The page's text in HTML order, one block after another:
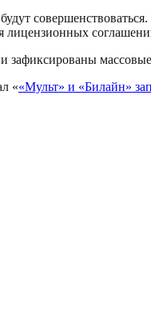
массовые
««Мульт» и «Билайн»